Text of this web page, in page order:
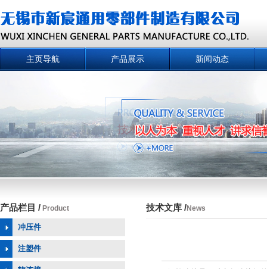
主页导航 产品展示 新闻动态
产品栏目 / Product
冲压件
注塑件
技术文库 /News